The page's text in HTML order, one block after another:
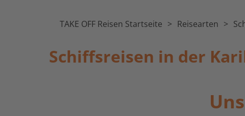
TAKE OFF Reisen Startseite Reisearten
Schiffsreisen in der